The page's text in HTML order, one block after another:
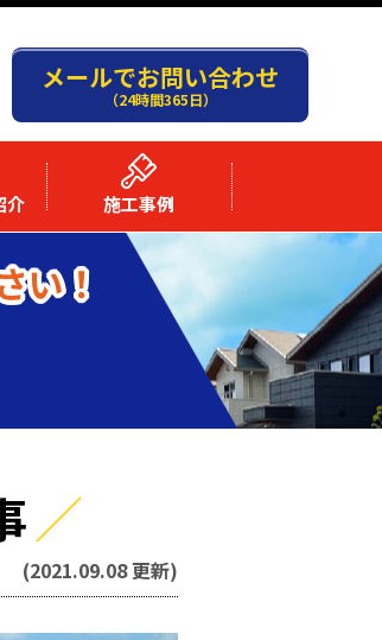
メールでお問い合わせ
（24時間365日）
介 施工事例
い！
(2021.09.08 更新)